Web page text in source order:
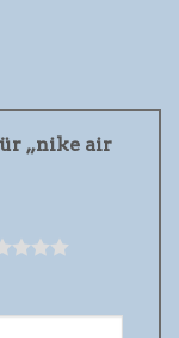
„nike air